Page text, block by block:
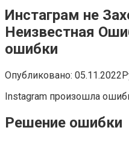
Инстаграм не
Неизвестная
ошибки
Опубликовано: 05.11.2022
Instagram произошла
Решение ошибки